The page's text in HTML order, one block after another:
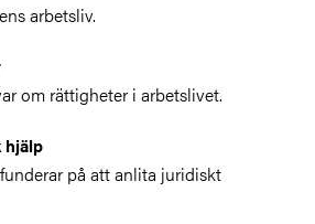
arbetsliv.
om rättigheter i arbetslivet.
hjälp
på att anlita juridiskt